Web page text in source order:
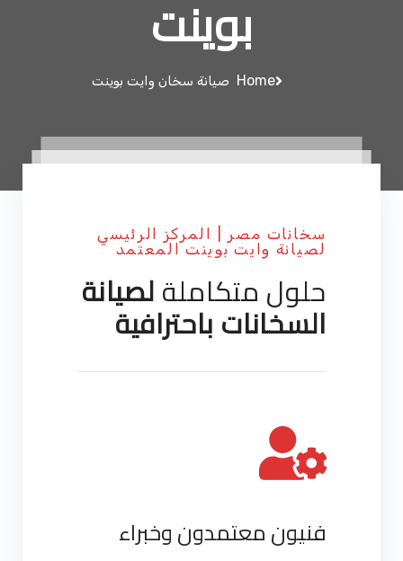
بوينت
Home صيانة سخان وايت بوينت
سخانات مصر | المركز الرئيسي
لصيانة وايت بوينت المعتمد
حلول متكاملةلصيانة
السخانات باحترافية
فنيون معتمدون وخبراء